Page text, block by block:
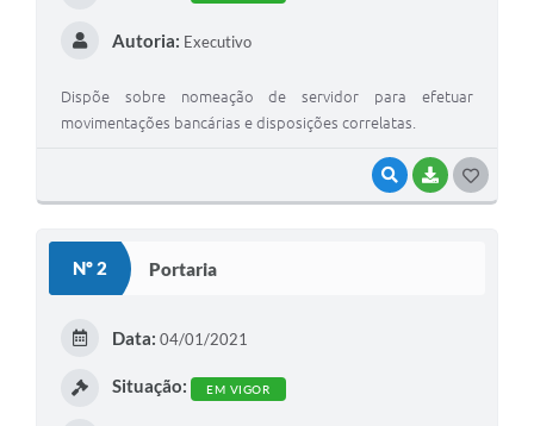
VISUALIZAR
BAIXAR
Autoria: Executivo
Dispõe sobre nomeação de servidor para efetuar
movimentações bancárias e disposições correlatas.
Nº 2 Portaria
Data: 04/01/2021
Situação: EM VIGOR